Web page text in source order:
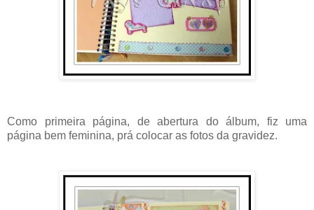
Como primeira página, de abertura do álbum, fiz uma
página bem feminina, prá colocar as fotos da gravidez.